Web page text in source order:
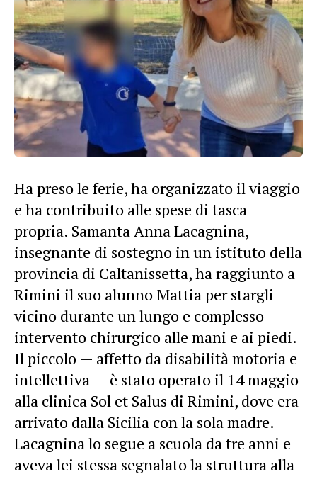
Ha preso le ferie, ha organizzato il viaggio
e ha contribuito alle spese di tasca
propria. Samanta Anna Lacagnina,
insegnante di sostegno in un istituto della
provincia di Caltanissetta, ha raggiunto a
Rimini il suo alunno Mattia per stargli
vicino durante un lungo e complesso
intervento chirurgico alle mani e ai piedi.
Il piccolo — affetto da disabilità motoria e
intellettiva — è stato operato il 14 maggio
alla clinica Sol et Salus di Rimini, dove era
arrivato dalla Sicilia con la sola madre.
Lacagnina lo segue a scuola da tre anni e
aveva lei stessa segnalato la struttura alla